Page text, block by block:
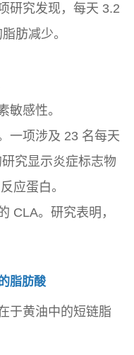
研究发现，每天 3.2
肪减少。
敏感性。
一项涉及 23 名每天
究显示炎症标志物
应蛋白。
CLA。研究表明，
脂肪酸
于黄油中的短链脂